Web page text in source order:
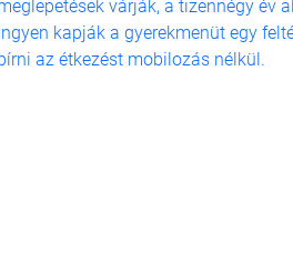
várják, a tizennégy év
kapják a gyerekmenüt egy
az étkezést mobilozás nélkül.